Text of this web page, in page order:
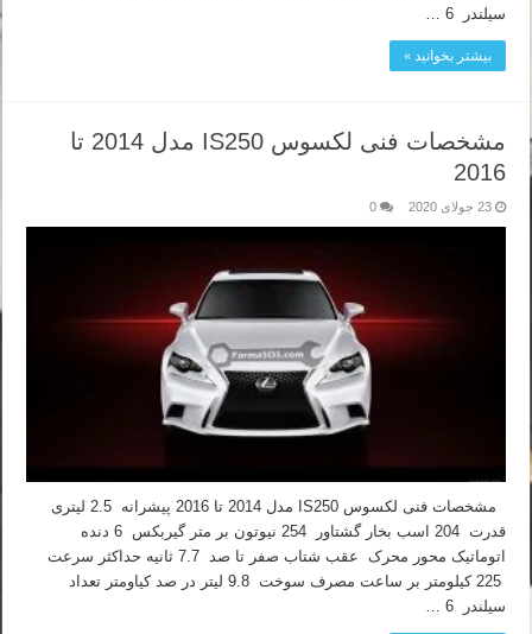
سیلندر 6 …
بیشتر بخوانید »
مشخصات فنی لکسوس IS250 مدل 2014 تا
2016
23 جولای 2020 0
مشخصات فنی لکسوس IS250 مدل 2014 تا 2016 پیشرانه 2.5 لیتری
قدرت 204 اسب بخار گشتاور 254 نیوتون بر متر گیربکس 6 دنده
اتوماتیک محور محرک عقب شتاب صفر تا صد 7.7 ثانیه حداکثر سرعت
225 کیلومتر بر ساعت مصرف سوخت 9.8 لیتر در صد کیاومتر تعداد
سیلندر 6 …